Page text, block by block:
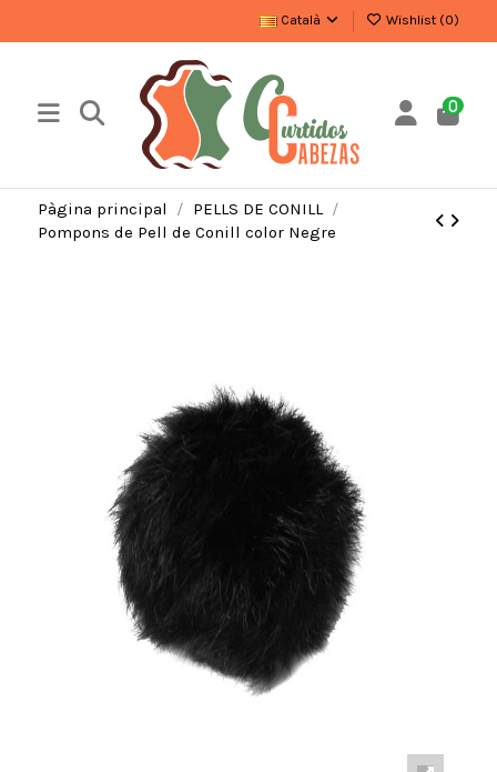
Català Wishlist (0)
0
Pàgina principal
PELLS DE CONILL
Pompons de Pell de Conill color Negre